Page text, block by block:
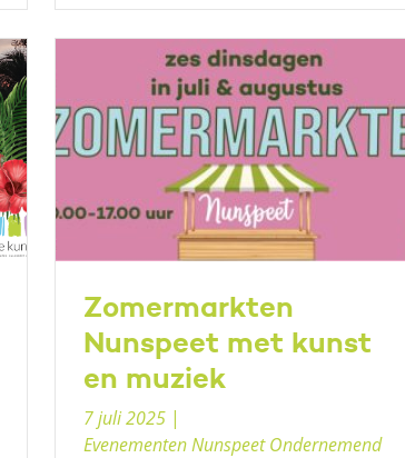
Zomermarkten
Nunspeet met kunst
en muziek
7 juli 2025 |
Evenementen Nunspeet Ondernemend